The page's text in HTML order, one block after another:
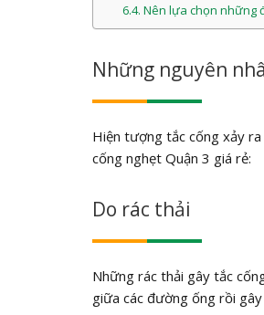
Nên lựa chọn những
Những nguyên
Hiện tượng tắc cống xảy
cống nghẹt Quận 3 giá rẻ:
Do rác thải
Những rác thải gây tắc
giữa các đường ống rồi